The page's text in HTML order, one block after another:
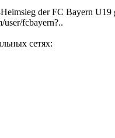
der FC Bayern U19
fcbayern?..
сетях: